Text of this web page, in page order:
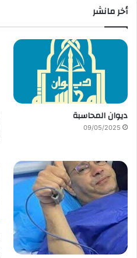
أخر مانشر
ديوان المحاسبة
09/05/2025